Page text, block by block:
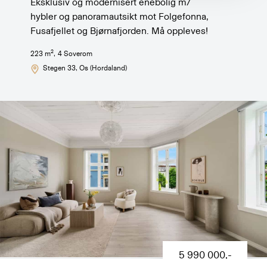
Eksklusiv og modernisert enebolig m/
hybler og panoramautsikt mot Folgefonna,
Fusafjellet og Bjørnafjorden. Må oppleves!
223 m2, 4Soverom
Stegen 33, Os (Hordaland)
5 990 000,-